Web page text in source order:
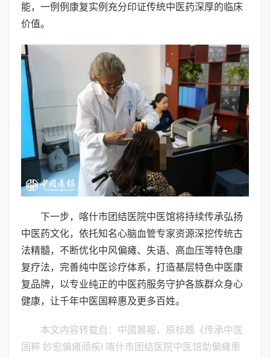
能，一例例康复实例充分印证传统中医药深厚的临床
价值。
下一步，喀什市团结医院中医馆将持续传承弘扬
中医药文化，依托知名心脑血管专家资源深挖传统古
法精髓，不断优化中风偏瘫、失语、高血压等特色康
复疗法，完善纯中医诊疗体系，打造基层特色中医康
复品牌，以专业纯正的中医药服务守护各族群众身心
健康，让千年中医国粹惠及更多百姓。
本文内容转载自：中國晨報，原标题《传承中医
国粹 妙愈偏瘫顽疾I 喀什市团结医院中医馆助偏瘫患